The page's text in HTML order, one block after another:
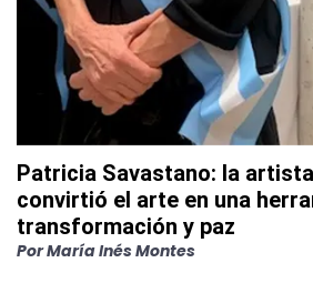
Patricia Savastano: la
convirtió el arte en una
transformación y paz
PorMaría Inés Montes